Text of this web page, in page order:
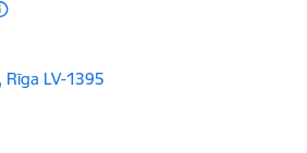
Rīga LV-1395